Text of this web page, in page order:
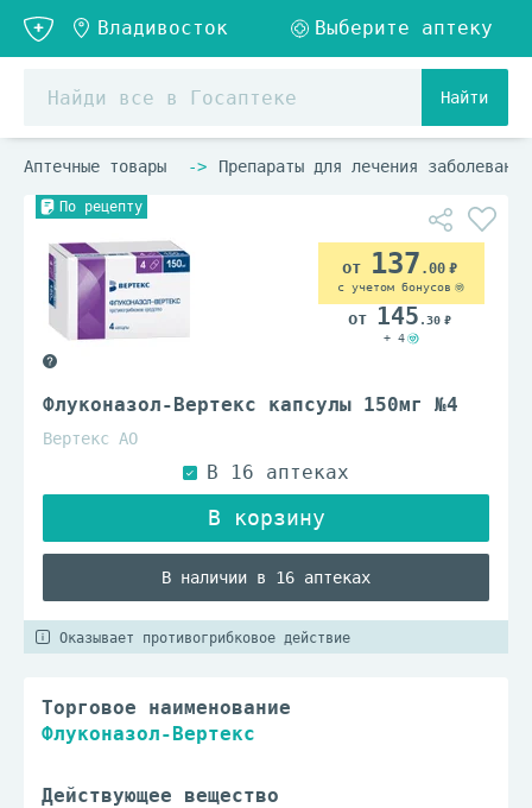
Найти
Аптечные товары Препараты для лечения
По рецепту
Флуконазол-Вертекс капсулы 150мг №4
Вертекс АО
В наличии в 16 аптеках
137 .00
с учетом бонусов
145 .30
+ 4
Оказывает противогрибковое действие
Торговое наименование
Флуконазол-Вертекс
Действующее вещество